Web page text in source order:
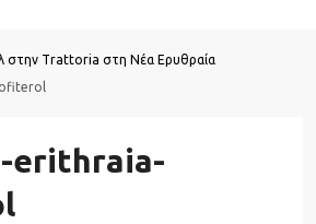
στην Trattoria στη Νέα Ερυθραία